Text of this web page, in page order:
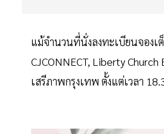
แม้จำนวนที่นั่งลงทะเบียนจองเ
CJCONNECT, Liberty
เสรีภาพกรุงเทพ ตั้งแต่เวลา